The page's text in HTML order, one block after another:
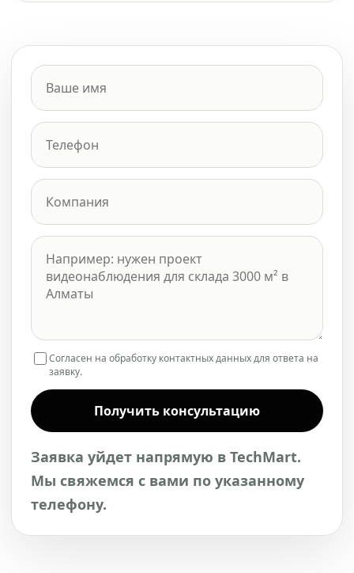
Согласен на обработку контактных данных для ответа на
заявку.
Получить консультацию
Заявка уйдет напрямую в TechMart.
Мы свяжемся с вами по указанному
телефону.